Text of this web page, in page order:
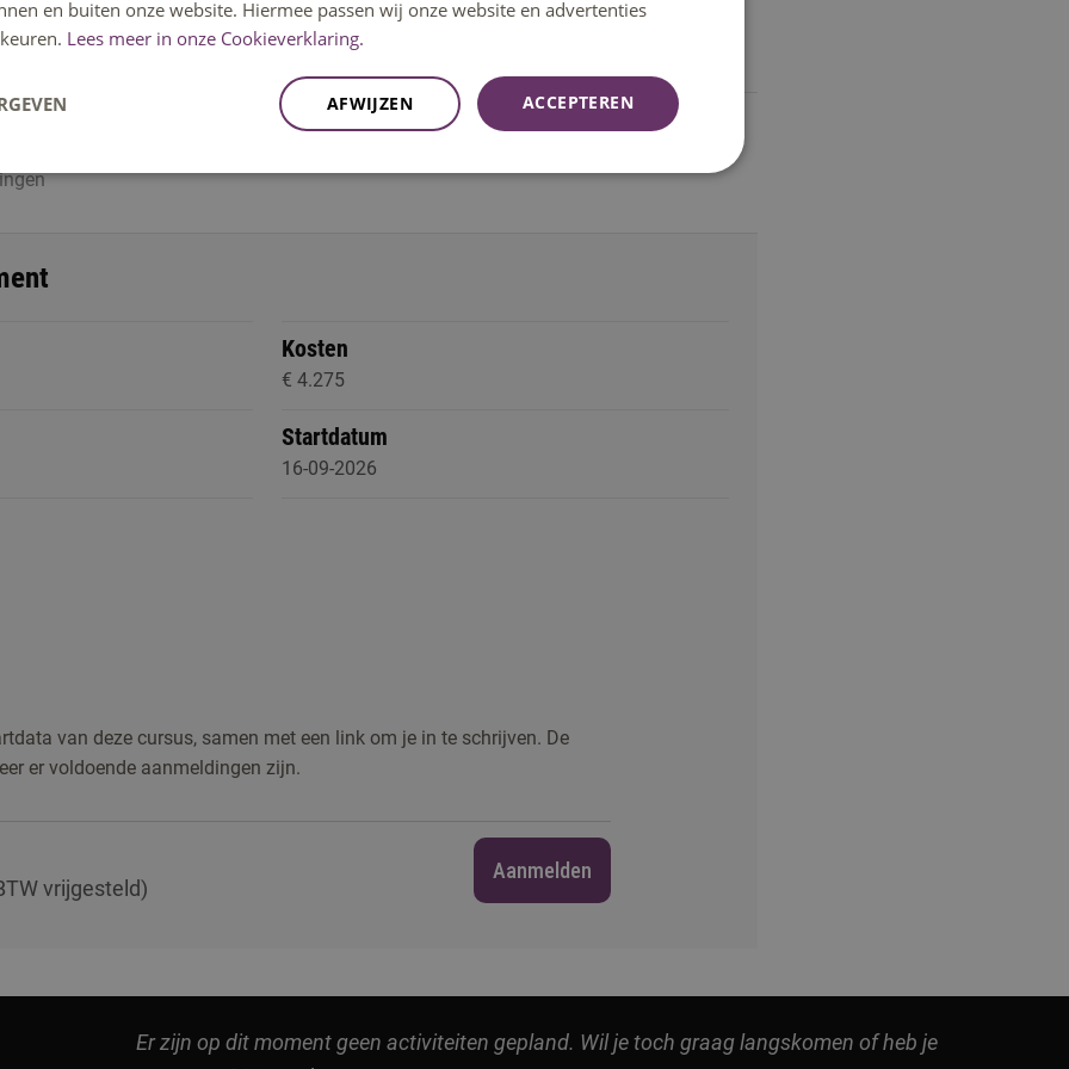
tot 17.30 uur.
Kosten
€ 4.275
Startdatum
16-09-2026
van deze cursus, samen met een link om je in te schrijven. De
er voldoende aanmeldingen zijn.
vrijgesteld)
Aanmelden
Er zijn op dit moment geen activiteiten gepland. Wil je toch graag langskomen of heb je
en buiten onze website. Hiermee passen wij onze website en advertenties
Lees meer in onze Cookieverklaring.
ACCEPTEREN
AFWIJZEN